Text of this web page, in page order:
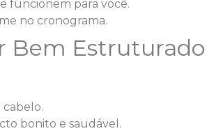
funcionem para você.
no cronograma.
Bem Estruturado
bonito e saudável.